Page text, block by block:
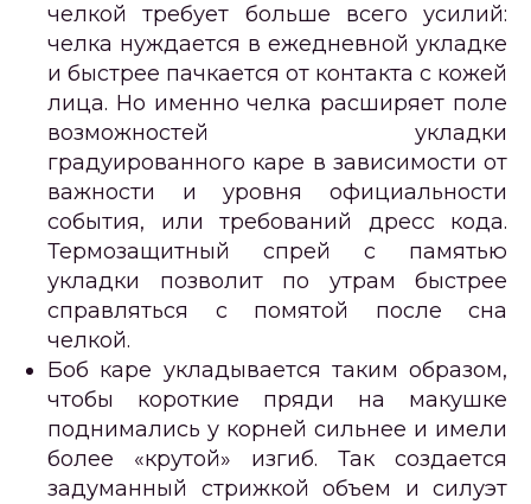
челкой требует больше всего усилий:
челка нуждается в ежедневной укладке
и быстрее пачкается от контакта с кожей
лица. Но именно челка расширяет поле
возможностей укладки
градуированного каре в зависимости от
важности и уровня официальности
события, или требований дресс кода.
Термозащитный спрей с памятью
укладки позволит по утрам быстрее
справляться с помятой после сна
челкой.
Боб каре укладывается таким образом,
чтобы короткие пряди на макушке
поднимались у корней сильнее и имели
более «крутой» изгиб. Так создается
задуманный стрижкой объем и силуэт